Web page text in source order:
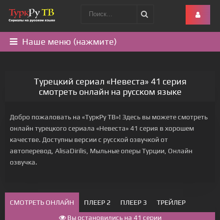
Наше меню (нажмите)
Турецкий сериал «Невеста» 41 серия
смотреть онлайн на русском языке
Добро пожаловать на «ТуркРу ТВ»! Здесь вы можете смотреть
онлайн турецкого сериала «Невеста» 41 серия в хорошем
качестве. Доступны версии с русской озвучкой от
автоперевод, AlisaDirilis, Мыльные оперы Турции, Онлайн
озвучка.
СМОТРЕТЬ ОНЛАЙН ПЛЕЕР 2 ПЛЕЕР 3
ТРЕЙЛЕР
Вы остановились на 41 серии